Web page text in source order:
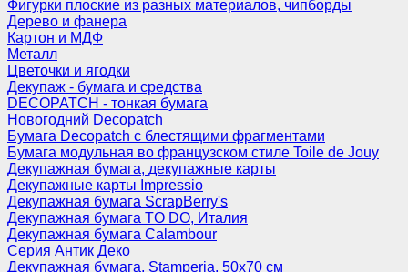
Фигурки плоские из разных материалов, чипборды
Дерево и фанера
Картон и МДФ
Металл
Цветочки и ягодки
Декупаж - бумага и средства
DECOPATCH - тонкая бумага
Новогодний Decopatch
Бумага Decopatch с блестящими фрагментами
Бумага модульная во французском стиле Toile de Jouy
Декупажная бумага, декупажные карты
Декупажные карты Impressio
Декупажная бумага ScrapBerry's
Декупажная бумага TO DO, Италия
Декупажная бумага Calambour
Серия Антик Деко
Декупажная бумага, Stamperia, 50х70 см